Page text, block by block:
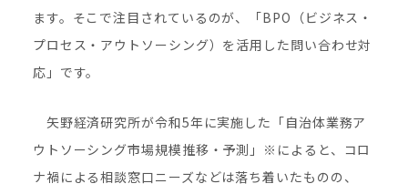
ます。そこで注目されているのが、「BPO（ビジネス・
プロセス・アウトソーシング）を活用した問い合わせ対
応」です。
矢野経済研究所が令和5年に実施した「自治体業務ア
ウトソーシング市場規模推移・予測」※によると、コロ
ナ禍による相談窓口ニーズなどは落ち着いたものの、